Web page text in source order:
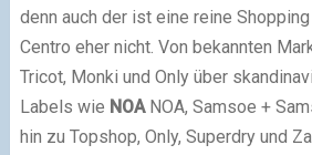
denn auch der ist eine reine
Centro eher nicht. Von bekannten
Tricot, Monki und Only über
Labels wie NOANOA, Samsoe +
hin zu Topshop, Only, Superdry und